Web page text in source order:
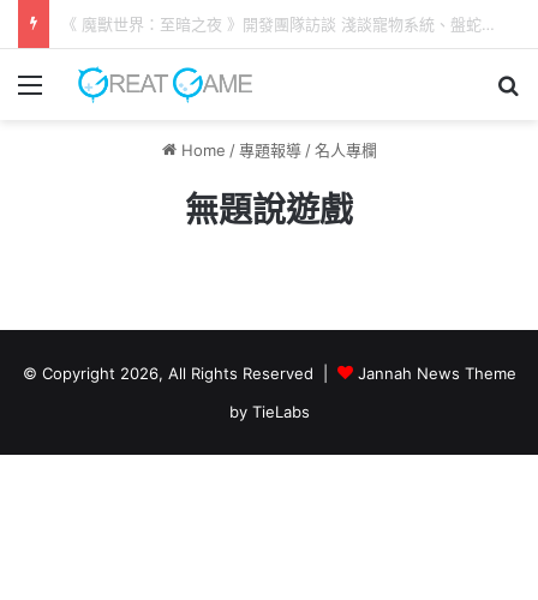
《 魔獸世界：至暗之夜 》開發團隊訪談 淺談寵物系統、盤蛇島新劇情
Menu
Home / 專題報導 / 名人專欄
無題說遊戲
© Copyright 2026, All Rights Reserved |
Jannah News Theme
by TieLabs